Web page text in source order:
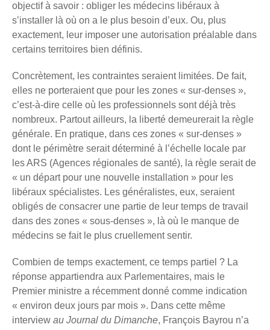
objectif à savoir : obliger les médecins libéraux à
s’installer là où on a le plus besoin d’eux. Ou, plus
exactement, leur imposer une autorisation préalable dans
certains territoires bien définis.
Concrètement, les contraintes seraient limitées. De fait,
elles ne porteraient que pour les zones « sur-denses »,
c’est-à-dire celle où les professionnels sont déjà très
nombreux. Partout ailleurs, la liberté demeurerait la règle
générale. En pratique, dans ces zones « sur-denses »
dont le périmètre serait déterminé à l’échelle locale par
les ARS (Agences régionales de santé), la règle serait de
« un départ pour une nouvelle installation » pour les
libéraux spécialistes. Les généralistes, eux, seraient
obligés de consacrer une partie de leur temps de travail
dans des zones « sous-denses », là où le manque de
médecins se fait le plus cruellement sentir.
Combien de temps exactement, ce temps partiel ? La
réponse appartiendra aux Parlementaires, mais le
Premier ministre a récemment donné comme indication
« environ deux jours par mois ». Dans cette même
interview au Journal du Dimanche, François Bayrou n’a